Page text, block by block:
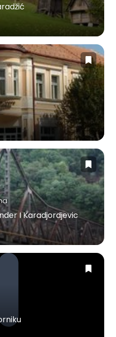
I Karadjordjevic